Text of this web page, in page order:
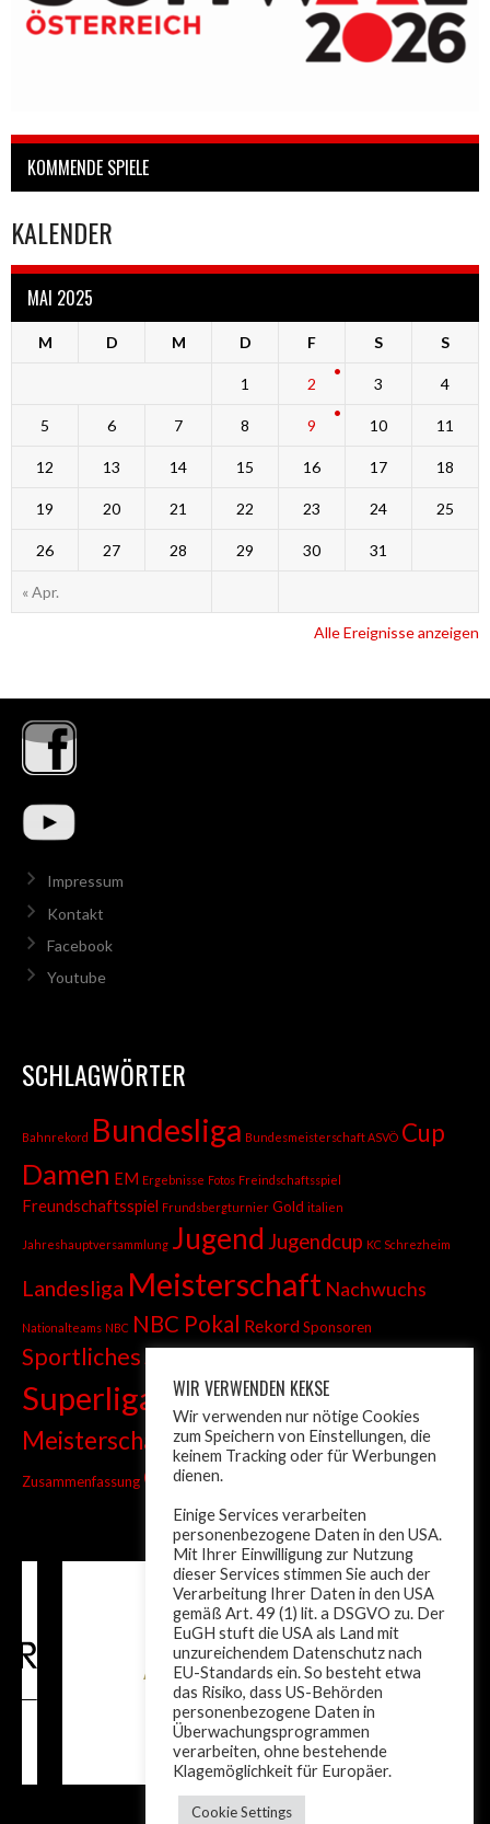
KOMMENDE SPIELE
KALENDER
MAI 2025
M D M D F S S
« Apr.
1 2 3 4
5 6 7 8 9 10 11
12 13 14 15 16 17 18
19 20 21 22 23 24 25
26 27 28 29 30 31
Alle Ereignisse anzeigen
Impressum
Kontakt
Facebook
Youtube
SCHLAGWÖRTER
Bahnrekord Bundesliga Bundesmeisterschaft ASVÖ Cup
Damen EM Ergebnisse Fotos Freindschaftsspiel
Freundschaftsspiel Frundsbergturnier Gold italien
Jahreshauptversammlung Jugend Jugendcup KC Schrezheim
Landesliga Meisterschaft Nachwuchs
Nationalteams NBC NBC Pokal RekordSponsoren
SportlichesSprint
Superliga TandemTiroler Liga
Meisterschaft Trainer Turnier Weltcup wm
Zusammenfassung ÖM Österreich
WIR VERWENDEN KEKSE
Wir verwenden nur nötige Cookies
zum Speichern von Einstellungen, die
keinem Tracking oder für Werbungen
dienen.
Einige Services verarbeiten
personenbezogene Daten in den USA.
Mit Ihrer Einwilligung zur Nutzung
dieser Services stimmen Sie auch der
Verarbeitung Ihrer Daten in den USA
gemäß Art. 49 (1) lit. a DSGVO zu. Der
EuGH stuft die USA als Land mit
unzureichendem Datenschutz nach
EU-Standards ein. So besteht etwa
das Risiko, dass US-Behörden
personenbezogene Daten in
Überwachungsprogrammen
verarbeiten, ohne bestehende
Klagemöglichkeit für Europäer.
Cookie Settings